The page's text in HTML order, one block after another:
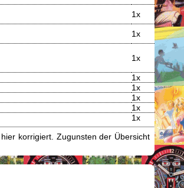
1x
1x
1x
1x
1x
1x
1x
1x
korrigiert. Zugunsten der Übersicht